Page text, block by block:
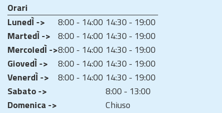
Orari
LunedÌ ->
8:00 - 14:00 14:30 - 19:00
MartedÌ -> 8:00 - 14:00 14:30 - 19:00
MercoledÌ ->8:00 - 14:00 14:30 - 19:00
GiovedÌ ->
8:00 - 14:00 14:30 - 19:00
VenerdÌ ->
8:00 - 14:00 14:30 - 19:00
Sabato ->
8:00 - 13:00
Domenica ->
Chiuso